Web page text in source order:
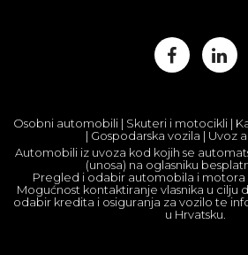
Osobni automobili | Skuteri i motocikli |
| Gospodarska vozila | Uvoz
Automobili iz uvoza kod kojih se
(unosa) na oglasniku
Pregled i odabir automobila i motora
Mogućnost kontaktiranje vlasnika u cilju
odabir kredita i osiguranja za vozilo te
u Hrvatsku.